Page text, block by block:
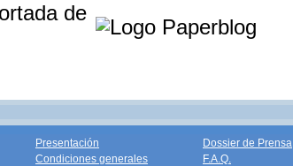
de
Presentación
Condiciones generales
Dossier de Prensa
F.A.Q.